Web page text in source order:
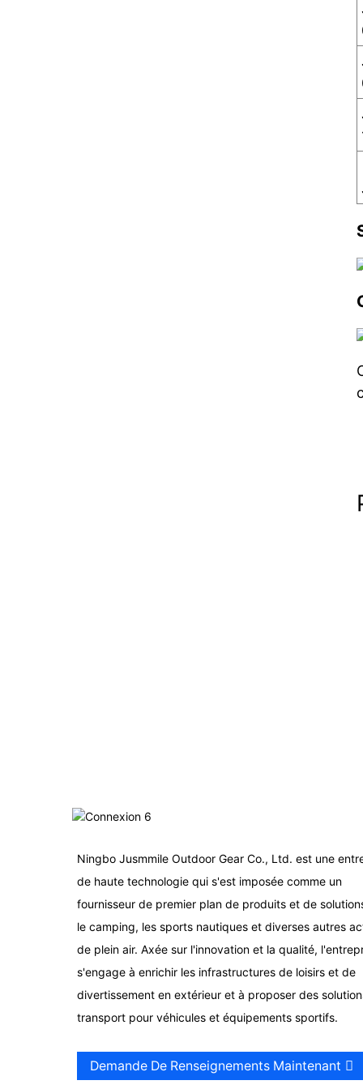
Ningbo Jusmmile Outdoor Gear Co., Ltd. est une
de haute technologie qui s'est imposée comme un
fournisseur de premier plan de produits et de
le camping, les sports nautiques et diverses autres
de plein air. Axée sur l'innovation et la qualité,
s'engage à enrichir les infrastructures de loisirs et de
divertissement en extérieur et à proposer des
transport pour véhicules et équipements sportifs.
Demande De Renseignements Maintenant